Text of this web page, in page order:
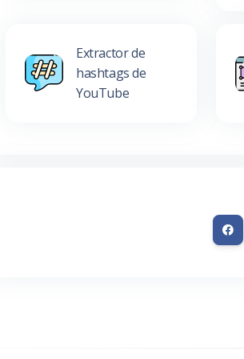
Extractor de
hashtags de
YouTube